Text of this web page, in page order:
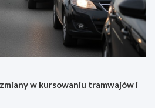
w kursowaniu tramwajów i